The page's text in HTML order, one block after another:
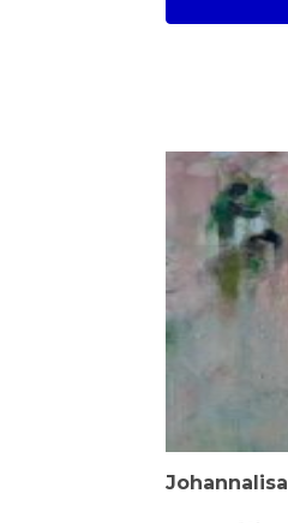
Johannalisa